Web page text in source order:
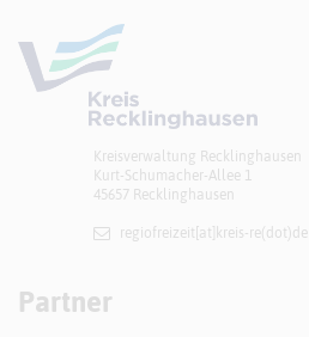
Kreisverwaltung Recklinghausen
Kurt-Schumacher-Allee 1
45657 Recklinghausen
regiofreizeit[at]​kreis-re(dot)de
Partner